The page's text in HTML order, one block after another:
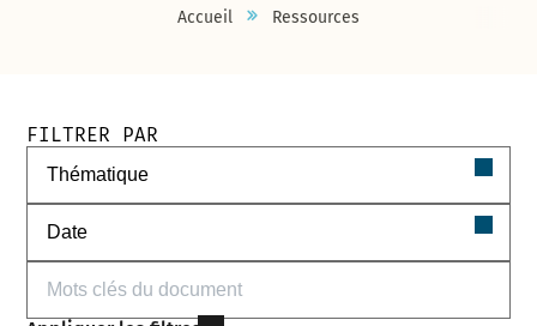
Accueil Ressources
Filtres de recherche des documents
FILTRER PAR
Filtrer par thématique
Filtrer par date
Filtrer par mots-clés